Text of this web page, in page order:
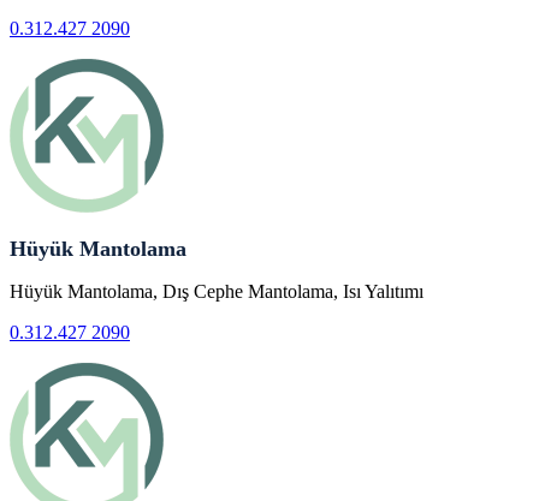
0.312.427 2090
Hüyük Mantolama
Hüyük Mantolama, Dış Cephe Mantolama, Isı Yalıtımı
0.312.427 2090